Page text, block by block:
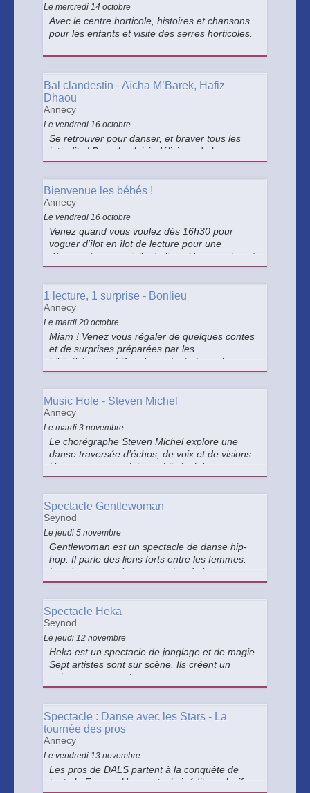
traditions.
Le mercredi 14 octobre
Avec le centre horticole, histoires et chansons
pour les enfants et visite des serres horticoles.
Bal clandestin - Aïcha M’Barek, Hafiz
Dhaou
Annecy
Le vendredi 16 octobre
Se retrouver pour danser, et braver tous les
interdits ! Dans le plaisir délicieux de la
clandestinité, Aïcha M’Barek et Hafiz Dhaou,
individuelles, organisent un bal explosif.
Bienvenue les bébés !
Annecy
Le vendredi 16 octobre
Venez quand vous voulez dès 16h30 pour
voguer d'îlot en îlot de lecture pour une
découverte sensorielle du livre. Une aventure à
vivre à 2, parent/enfant.
1 lecture, 1 surprise - Bonlieu
Annecy
Le mardi 20 octobre
Miam ! Venez vous régaler de quelques contes
et de surprises préparées par les
bibliothécaires ! Pour les enfants (avec leurs
parents) à partir de 4 ans.
Music Hole - Steven Michel
Annecy
Le mardi 3 novembre
Le chorégraphe Steven Michel explore une
danse traversée d’échos, de voix et de visions.
Un voyage sensoriel et subliminal dans notre
psyché et nos croyances, subtilement mâtiné
fantastique.
Spectacle Gentlewoman
Seynod
Le jeudi 5 novembre
Gentlewoman est un spectacle de danse hip-
hop. Il parle des liens forts entre les femmes.
Les danseuses dansent seules, à deux ou en
groupe.
Spectacle Heka
Seynod
Le jeudi 12 novembre
Heka est un spectacle de jonglage et de magie.
Sept artistes sont sur scène. Ils créent un
univers surprenant.
Spectacle : Danse avec les Stars - La
tournée des pros
Annecy
Le vendredi 13 novembre
Les pros de DALS partent à la conquête de
toute la France. Un spectacle inédit, explosif,